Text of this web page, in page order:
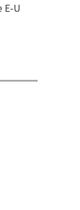
E-U